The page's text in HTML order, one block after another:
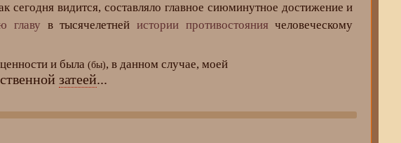
сегодня видится, составляло главное сиюминутное достижение и
главу в тысячелетнейистории противостояниячеловеческому
и была (бы), в данном случае, моей
затеей...